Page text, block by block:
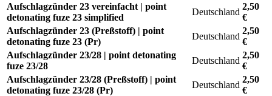
Aufschlagzünder 23 vereinfacht | point
detonating fuze 23 simplified
Deutschland
2,50
€
Aufschlagzünder 23 (Preßstoff) | point
detonating fuze 23 (Pr)
Deutschland
2,50
€
Aufschlagzünder 23/28 | point detonating
fuze 23/28
Deutschland
2,50
€
Aufschlagzünder 23/28 (Preßstoff) | point
detonating fuze 23/28 (Pr)
Deutschland
2,50
€